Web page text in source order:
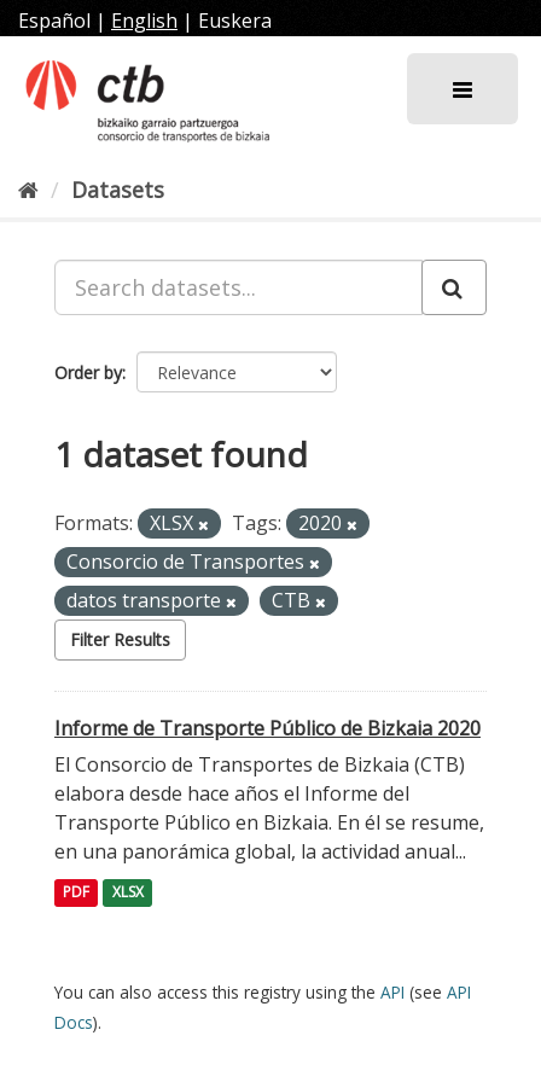
Skip
to
content
Español | English | Euskera
Datasets
Order by
1 dataset found
Formats: XLSX Tags:
2020
Consorcio de Transportes
datos transporte
CTB
Filter Results
Informe de Transporte Público de Bizkaia 2020
El Consorcio de Transportes de Bizkaia (CTB)
elabora desde hace años el Informe del
Transporte Público en Bizkaia. En él se resume,
en una panorámica global, la actividad anual...
PDF XLSX
You can also access this registry using the API (see API
Docs).